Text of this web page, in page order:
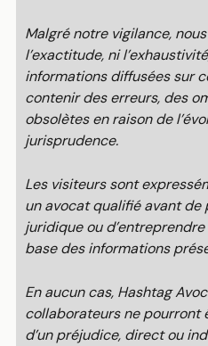
Malgré notre vigilance,
l’exactitude, ni
informations diffusées sur
contenir des erreurs, des
obsolètes en raison de
jurisprudence.
Les visiteurs sont
un avocat qualifié avant
juridique ou
base des informations
En aucun cas, Hashtag
collaborateurs ne pourront
d’un préjudice, direct ou